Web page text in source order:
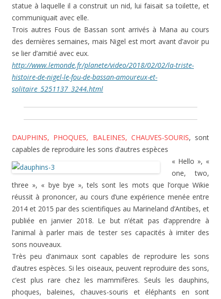
statue à laquelle il a construit un nid, lui faisait sa toilette, et
communiquait avec elle.
Trois autres Fous de Bassan sont arrivés à Mana au cours
des dernières semaines, mais Nigel est mort avant d’avoir pu
se lier d’amitié avec eux.
http://www.lemonde.fr/planete/video/2018/02/02/la-triste-
histoire-de-nigel-le-fou-de-bassan-amoureux-et-
solitaire_5251137_3244.html
DAUPHINS, PHOQUES, BALEINES, CHAUVES-SOURIS, sont
capables de reproduire les sons d’autres espèces
« Hello », «
one, two,
three », « bye bye », tels sont les mots que l’orque Wikie
réussit à prononcer, au cours d’une expérience menée entre
2014 et 2015 par des scientifiques au Marineland d’Antibes, et
publiée en janvier 2018. Le but n’était pas d’apprendre à
l’animal à parler mais de tester ses capacités à imiter des
sons nouveaux.
Très peu d’animaux sont capables de reproduire les sons
d’autres espèces. Si les oiseaux, peuvent reproduire des sons,
c’est plus rare chez les mammifères. Seuls les dauphins,
phoques, baleines, chauves-souris et éléphants en sont